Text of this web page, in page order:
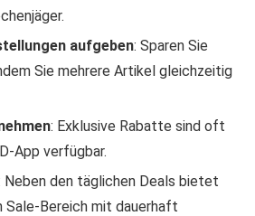
aufgeben: Sparen Sie
Sie mehrere Artikel gleichzeitig
: Exklusive Rabatte sind oft
App verfügbar.
Neben den täglichen Deals bietet
Sale-Bereich mit dauerhaft